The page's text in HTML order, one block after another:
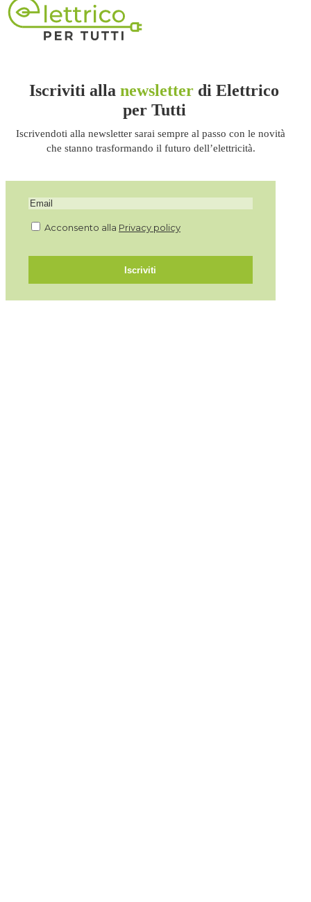
Iscriviti allanewsletter di Elettrico
per Tutti
Iscrivendoti alla newsletter sarai sempre al passo con le novità
che stanno trasformando il futuro dell’elettricità.
Acconsento alla Privacy policy
Iscriviti